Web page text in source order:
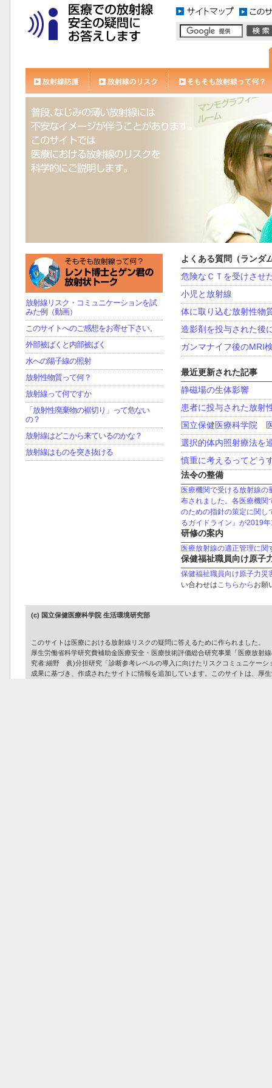
放射線リスク・コミュニケーションを試
みた例（動画）
このサイトへのご感想をお寄せ下さい。
外部被ばくと内部被ばく
水への陽子線の照射
放射性物質って何？
放射線って何ですか
「放射性廃棄物の裾切り」って危ない
の？
放射線はどこから来ているのかな？
放射線はものを突き抜ける
よくある質問（ランダ
危険なＣＴを受けさせ
小児と放射線
体に取り込む放射性物
造影剤を投与された後
ガンマナイフ後のMRI
最近更新された記事
静磁場の生体影響
患者に投与された放射
国立保健医療科学院
選択的体内照射療法を
慎重に考えるってどう
法令の整備
医療機関で受ける放射線
布されました。各医療機関
のための指針の策定に関し
るガイドライン』が2019
研修の案内
医療放射線の適正管理に関
保健福祉職員向け原子
保健福祉職員向け原子力災
い合わせはこちらから お願
(c) 国立保健医療科学院 生活環境研究部
このサイトは医療における放射線リスクの疑問に答えるために作られました。
厚生労働省科学研究費補助金医療安全・医療技術評価総合研究事業「医療放射
究者:細野 眞)分担研究「診断参考レベルの導入に向けたリスクコミュニケー
成果に基づき、作成されたサイトに情報を追加しています。このサイトは、厚